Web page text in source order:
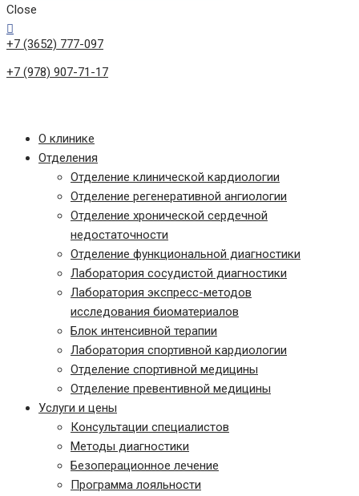
Close
+7 (3652) 777-097
+7 (978) 907-71-17
О клинике
Отделения
Отделение клинической кардиологии
Отделение регенеративной ангиологии
Отделение хронической сердечной
недостаточности
Отделение функциональной диагностики
Лаборатория сосудистой диагностики
Лаборатория экспресс-методов
исследования биоматериалов
Блок интенсивной терапии
Лаборатория спортивной кардиологии
Отделение спортивной медицины
Отделение превентивной медицины
Услуги и цены
Консультации специалистов
Методы диагностики
Безоперационное лечение
Программа лояльности